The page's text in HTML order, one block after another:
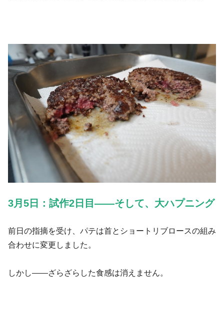
3月5日：試作2日目——そして、大ハプニング
前日の指摘を受け、パテは首とショートリブロースの組み
合わせに変更しました。
しかし——ざらざらした食感は消えません。